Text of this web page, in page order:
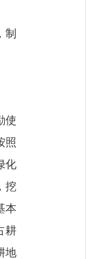
制
使
照
化
挖
本
耕
地